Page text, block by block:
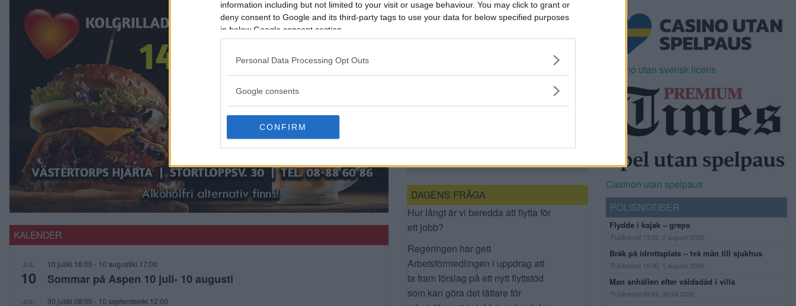
information including but not limited to your visit or usage behaviour. You may click to grant or
deny consent to Google and its third-party tags to use your data for below specified purposes
in below Google consent section.
Personal Data Processing Opt Outs
Google consents
CONFIRM
KALENDER
JUL
10
10 julikl.16:00 - 10 augustikl.17:00
Sommar på Aspen 10 juli- 10 augusti
JUL 30 julikl.08:00 - 10 septemberkl.12:00
E4/E20
DAGENS FRÅGA
Hur långt är vi beredda att flytta för
ett jobb?
Regeringen har gett
Arbetsförmedlingen i uppdrag att
ta fram förslag på ett nytt flyttstöd
som kan göra det lättare för
Casino utan svensk licens
Casinon utan spelpaus
POLISNOTISER
Flydde i kajak – greps
Publicerad 13:35, 2 augusti 2026
Bråk på idrottsplats – två män till sjukhus
Publicerad 16:30, 1 augusti 2026
Man anhållen efter våldsdåd i villa
Publicerad 09:53, 30 juli 2026